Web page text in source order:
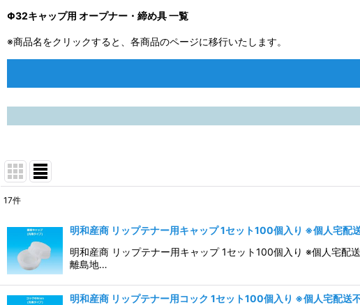
Φ32キャップ用 オープナー・締め具 一覧
※商品名をクリックすると、各商品のページに移行いたします。
並び順
17件
明和産商 リップテナー用キャップ 1セット100個入り ※個人宅配
明和産商 リップテナー用キャップ 1セット100個入り ※個人宅配
離島地…
明和産商 リップテナー用コック 1セット100個入り ※個人宅配送